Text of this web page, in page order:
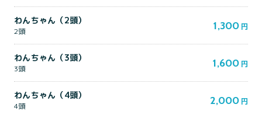
わんちゃん（2頭）
2頭 1,300 円
わんちゃん（3頭）
3頭 1,600 円
わんちゃん（4頭）
4頭 2,000 円